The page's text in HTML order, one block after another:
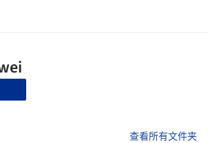
查看所有文件夹